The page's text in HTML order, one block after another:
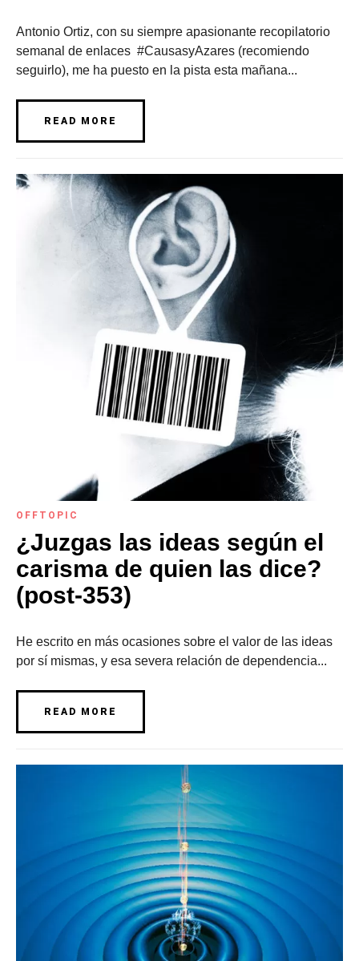
Antonio Ortiz, con su siempre apasionante recopilatorio
semanal de enlaces #CausasyAzares (recomiendo
seguirlo), me ha puesto en la pista esta mañana...
READ MORE
OFFTOPIC
¿Juzgas las ideas según el
carisma de quien las dice?
(post-353)
He escrito en más ocasiones sobre el valor de las ideas
por sí mismas, y esa severa relación de dependencia...
READ MORE